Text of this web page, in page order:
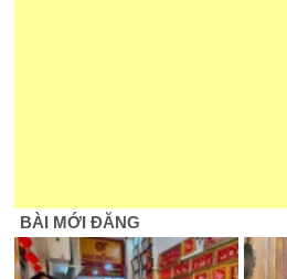
BÀI MỚI ĐĂNG